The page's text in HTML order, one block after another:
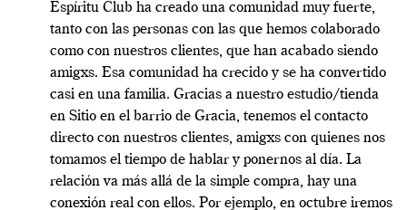
Espíritu Club ha creado una comunidad muy fuerte,
tanto con las personas con las que hemos colaborado
como con nuestros clientes, que han acabado siendo
amigxs. Esa comunidad ha crecido y se ha convertido
casi en una familia. Gracias a nuestro estudio/tienda
en Sitio en el barrio de Gracia, tenemos el contacto
directo con nuestros clientes, amigxs con quienes nos
tomamos el tiempo de hablar y ponernos al día. La
relación va más allá de la simple compra, hay una
conexión real con ellos. Por ejemplo, en octubre iremos